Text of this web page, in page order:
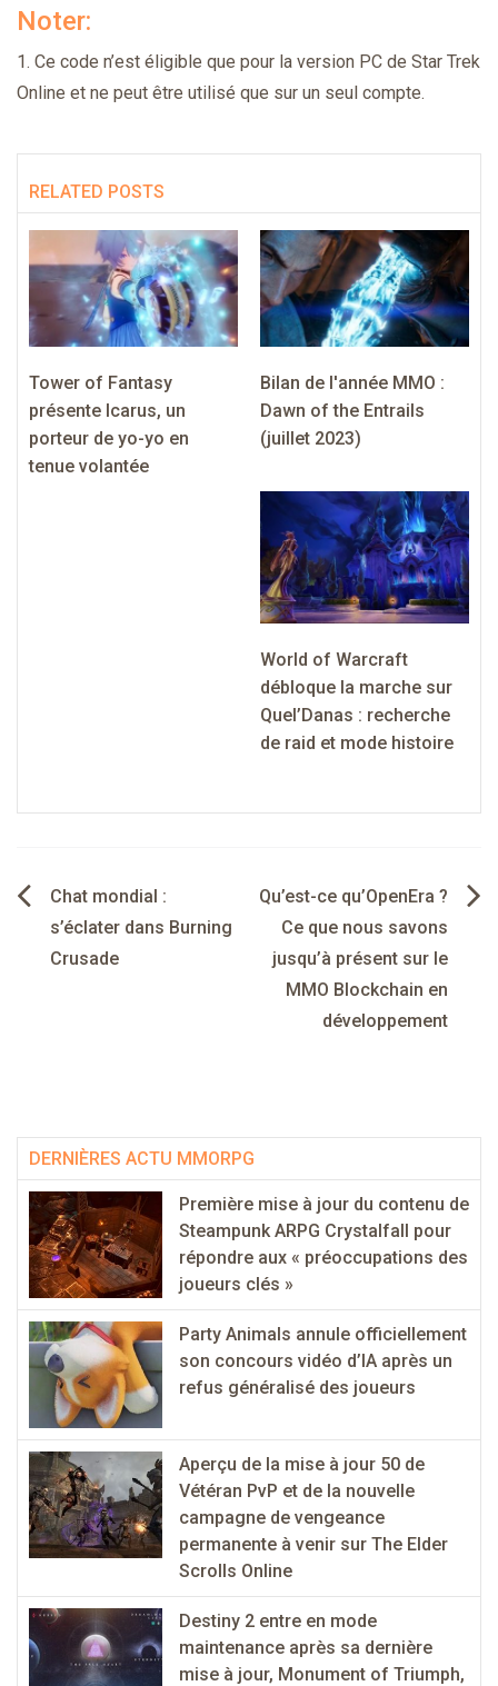
Noter:
1. Ce code n’est éligible que pour la version PC de Star Trek
Online et ne peut être utilisé que sur un seul compte.
RELATED POSTS
Tower of Fantasy
présente Icarus, un
porteur de yo-yo en
tenue volantée
Bilan de l'année MMO :
Dawn of the Entrails
(juillet 2023)
World of Warcraft
débloque la marche sur
Quel’Danas : recherche
de raid et mode histoire
Navigation
de
l’article
Chat mondial :
s’éclater dans Burning
Crusade
Qu’est-ce qu’OpenEra ?
Ce que nous savons
jusqu’à présent sur le
MMO Blockchain en
développement
DERNIÈRES ACTU MMORPG
Première mise à jour du contenu de
Steampunk ARPG Crystalfall pour
répondre aux « préoccupations des
joueurs clés »
Party Animals annule officiellement
son concours vidéo d’IA après un
refus généralisé des joueurs
Aperçu de la mise à jour 50 de
Vétéran PvP et de la nouvelle
campagne de vengeance
permanente à venir sur The Elder
Scrolls Online
Destiny 2 entre en mode
maintenance après sa dernière
mise à jour, Monument of Triumph,